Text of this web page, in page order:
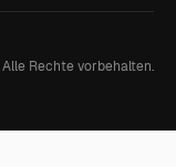
Alle Rechte vorbehalten.